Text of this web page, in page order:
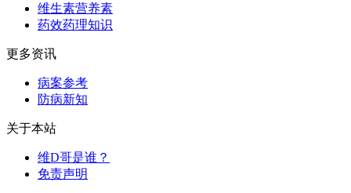
维生素营养素
药效药理知识
更多资讯
病案参考
防病新知
关于本站
维D哥是谁？
免责声明